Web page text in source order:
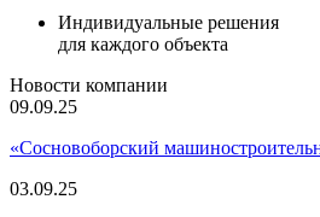
Индивидуальные решения
для каждого объекта
Новости компании
09.09.25
«Сосновоборский
03.09.25